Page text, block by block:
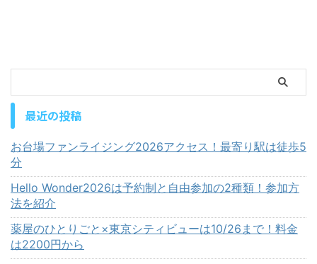
最近の投稿
お台場ファンライジング2026アクセス！最寄り駅は徒歩5
分
Hello Wonder2026は予約制と自由参加の2種類！参加方
法を紹介
薬屋のひとりごと×東京シティビューは10/26まで！料金
は2200円から